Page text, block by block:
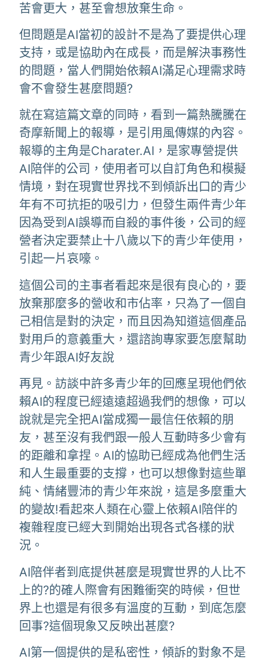
苦會更大，甚至會想放棄生命。
但問題是AI當初的設計不是為了要提供心理
支持，或是協助內在成長，而是解決事務性
的問題，當人們開始依賴AI滿足心理需求時
會不會發生甚麼問題?
就在寫這篇文章的同時，看到一篇熱騰騰在
奇摩新聞上的報導，是引用風傳媒的內容。
報導的主角是Charater.AI，是家專營提供
AI陪伴的公司，使用者可以自訂角色和模擬
情境，對在現實世界找不到傾訴出口的青少
年有不可抗拒的吸引力，但發生兩件青少年
因為受到AI誤導而自殺的事件後，公司的經
營者決定要禁止十八歲以下的青少年使用，
引起一片哀嚎。
這個公司的主事者看起來是很有良心的，要
放棄那麼多的營收和市佔率，只為了一個自
己相信是對的決定，而且因為知道這個產品
對用戶的意義重大，還諮詢專家要怎麼幫助
青少年跟AI好友說
再見。訪談中許多青少年的回應呈現他們依
賴AI的程度已經遠遠超過我們的想像，可以
說就是完全把AI當成獨一最信任依賴的朋
友，甚至沒有我們跟一般人互動時多少會有
的距離和拿捏。AI的協助已經成為他們生活
和人生最重要的支撐，也可以想像對這些單
純、情緒豐沛的青少年來說，這是多麼重大
的變故!看起來人類在心靈上依賴AI陪伴的
複雜程度已經大到開始出現各式各樣的狀
況。
AI陪伴者到底提供甚麼是現實世界的人比不
上的?的確人際會有困難衝突的時候，但世
界上也還是有很多有溫度的互動，到底怎麼
回事?這個現象又反映出甚麼?
AI第一個提供的是私密性，傾訴的對象不是